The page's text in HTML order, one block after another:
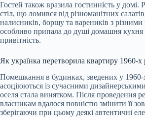
Гостей також вразила гостинність у домі.
стіл, що ломився від різноманітних
налисників, борщу та вареників з
особливо припала до душі домашня кухня
привітність.
Як українка перетворила квартиру 1960-х
Помешкання в будинках, зведених у 1960-
асоціюються із сучасними
оселя стала винятком. Після проведення
власникам вдалося повністю змінити її
зберігаючи при цьому деякі автентичні